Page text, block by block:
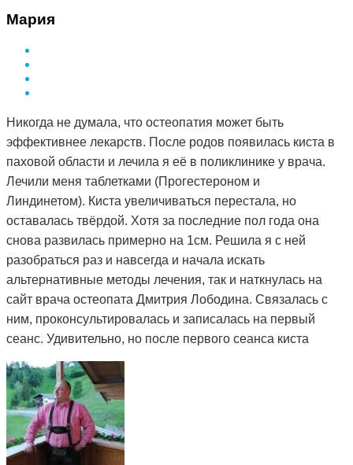
Мария
Никогда не думала, что остеопатия может быть
эффективнее лекарств. После родов появилась киста в
паховой области и лечила я её в поликлинике у врача.
Лечили меня таблетками (Прогестероном и
Линдинетом). Киста увеличиваться перестала, но
оставалась твёрдой. Хотя за последние пол года она
снова развилась примерно на 1см. Решила я с ней
разобраться раз и навсегда и начала искать
альтернативные методы лечения, так и наткнулась на
сайт врача остеопата Дмитрия Лободина. Связалась с
ним, проконсультировалась и записалась на первый
сеанс. Удивительно, но после первого сеанса киста
стала мягкой. Я стала посещать сеансы по назначению
Дмитрия и спустя 3 месяца она полностью рассосалась.
Как это работает, вообще не понимаю. То чего
лекарства не смогли седлать за полтора года, смог
сделать Дмитрий и за такой небольшой срок. Врач в
поликлинике сказал, что мне просто повезло и я на